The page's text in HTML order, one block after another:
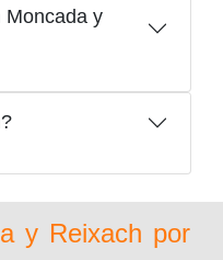
Moncada y
y Reixach por